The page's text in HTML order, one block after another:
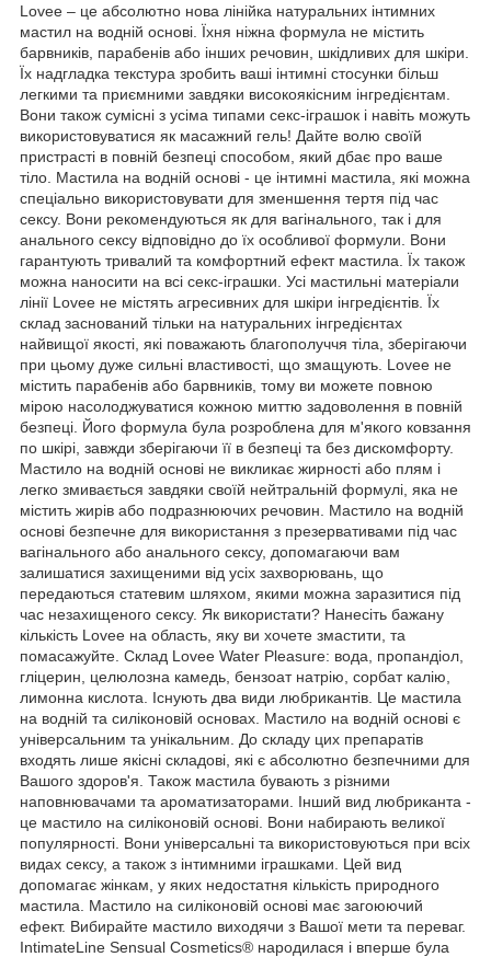
Lovee – це абсолютно нова лінійка натуральних інтимних
мастил на водній основі. Їхня ніжна формула не містить
барвників, парабенів або інших речовин, шкідливих для шкіри.
Їх надгладка текстура зробить ваші інтимні стосунки більш
легкими та приємними завдяки високоякісним інгредієнтам.
Вони також сумісні з усіма типами секс-іграшок і навіть можуть
використовуватися як масажний гель! Дайте волю своїй
пристрасті в повній безпеці способом, який дбає про ваше
тіло. Мастила на водній основі - це інтимні мастила, які можна
спеціально використовувати для зменшення тертя під час
сексу. Вони рекомендуються як для вагінального, так і для
анального сексу відповідно до їх особливої ​​формули. Вони
гарантують тривалий та комфортний ефект мастила. Їх також
можна наносити на всі секс-іграшки. Усі мастильні матеріали
лінії Lovee не містять агресивних для шкіри інгредієнтів. Їх
склад заснований тільки на натуральних інгредієнтах
найвищої якості, які поважають благополуччя тіла, зберігаючи
при цьому дуже сильні властивості, що змащують. Lovee не
містить парабенів або барвників, тому ви можете повною
мірою насолоджуватися кожною миттю задоволення в повній
безпеці. Його формула була розроблена для м'якого ковзання
по шкірі, завжди зберігаючи її в безпеці та без дискомфорту.
Мастило на водній основі не викликає жирності або плям і
легко змивається завдяки своїй нейтральній формулі, яка не
містить жирів або подразнюючих речовин. Мастило на водній
основі безпечне для використання з презервативами під час
вагінального або анального сексу, допомагаючи вам
залишатися захищеними від усіх захворювань, що
передаються статевим шляхом, якими можна заразитися під
час незахищеного сексу. Як використати? Нанесіть бажану
кількість Lovee на область, яку ви хочете змастити, та
помасажуйте. Склад Lovee Water Pleasure: вода, пропандіол,
гліцерин, целюлозна камедь, бензоат натрію, сорбат калію,
лимонна кислота. Існують два види любрикантів. Це мастила
на водній та силіконовій основах. Мастило на водній основі є
універсальним та унікальним. До складу цих препаратів
входять лише якісні складові, які є абсолютно безпечними для
Вашого здоров'я. Також мастила бувають з різними
наповнювачами та ароматизаторами. Інший вид любриканта -
це мастило на силіконовій основі. Вони набирають великої
популярності. Вони універсальні та використовуються при всіх
видах сексу, а також з інтимними іграшками. Цей вид
допомагає жінкам, у яких недостатня кількість природного
мастила. Мастило на силіконовій основі має загоюючий
ефект. Вибирайте мастило виходячи з Вашої мети та переваг.
IntimateLine Sensual Cosmetics® народилася і вперше була